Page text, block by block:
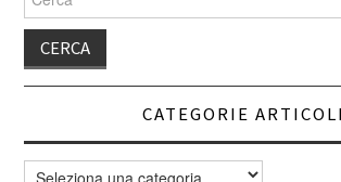
per:
CATEGORIE ARTICOLI
Categorie